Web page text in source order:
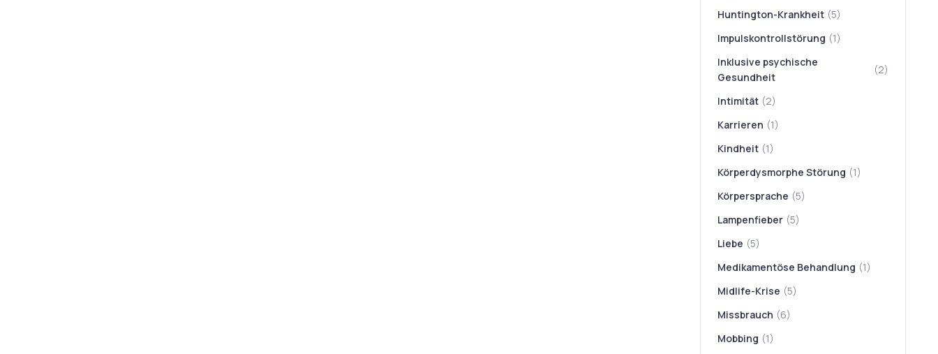
Huntington-Krankheit (5)
Impulskontrollstörung (1)
Inklusive psychische
Gesundheit
(2)
Intimität (2)
Karrieren (1)
Kindheit (1)
Körperdysmorphe Störung (1)
Körpersprache (5)
Lampenfieber (5)
Liebe (5)
Medikamentöse Behandlung (1)
Midlife-Krise (5)
Missbrauch (6)
Mobbing (1)